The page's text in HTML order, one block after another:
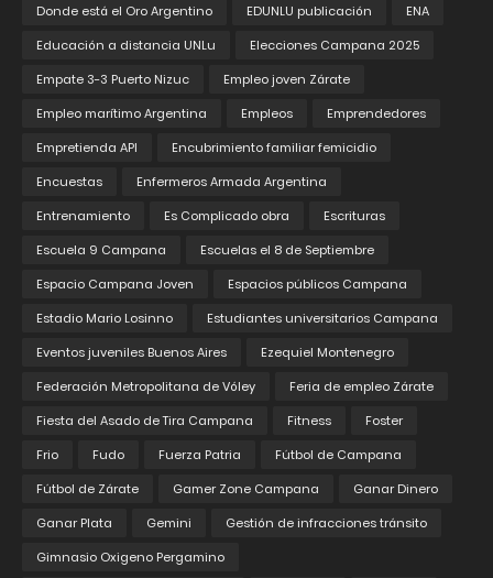
Donde está el Oro Argentino
EDUNLU publicación
ENA
Educación a distancia UNLu
Elecciones Campana 2025
Empate 3-3 Puerto Nizuc
Empleo joven Zárate
Empleo marítimo Argentina
Empleos
Emprendedores
Empretienda API
Encubrimiento familiar femicidio
Encuestas
Enfermeros Armada Argentina
Entrenamiento
Es Complicado obra
Escrituras
Escuela 9 Campana
Escuelas el 8 de Septiembre
Espacio Campana Joven
Espacios públicos Campana
Estadio Mario Losinno
Estudiantes universitarios Campana
Eventos juveniles Buenos Aires
Ezequiel Montenegro
Federación Metropolitana de Vóley
Feria de empleo Zárate
Fiesta del Asado de Tira Campana
Fitness
Foster
Frio
Fudo Fuerza Patria
Fútbol de Campana
Fútbol de Zárate
Gamer Zone Campana
Ganar Dinero
Ganar Plata
Gemini
Gestión de infracciones tránsito
Gimnasio Oxigeno Pergamino